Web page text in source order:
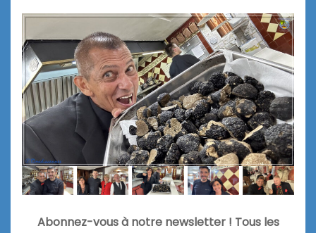
Abonnez-vous à notre newsletter ! Tous les